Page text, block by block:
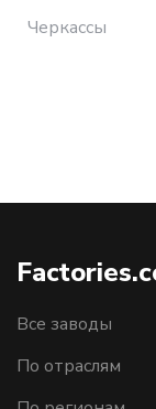
Черкассы
Все заводы
По отраслям